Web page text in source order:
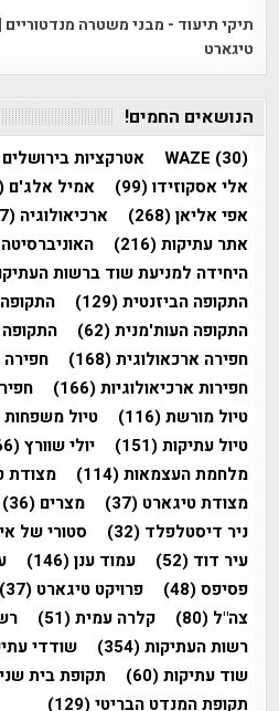
תיקי תיעוד - מבני משטרה מנדטוריים
טיגארט
הנושאים החמים!
WAZE (30) אטרקציות בירושלים
אלי אסקוזידו(99) אמיל אלג'ם
אפי אליאן(268) ארכיאולוגיה (207)
אתר עתיקות(216)
היחידה למניעת שוד ברשות
התקופה הביזנטית(129)
התקופה העות'מנית(62)
חפירה ארכאולוגית(168) חפירה
חפירות ארכיאולוגיות(166)
טיול מורשת(116) טיול משפחות
טיול עתיקות(151) יולי שוורץ(66)
מלחמת העצמאות(114) מצודת
מצודת טיגארט (37) מצרים (36)
ניר דיסטלפלד (32) סטורי של
עיר דוד (52) עמוד ענן(146)
פסיפס(48) פרויקט טיגארט (37)
צה"ל (80) קלרה עמית(51)
רשות העתיקות(354) שודדי
שוד עתיקות(60) תקופת בית שני
תקופת המנדט הבריטי(129)